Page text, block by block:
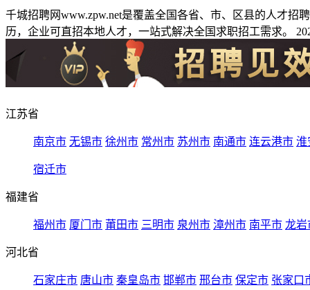
千城招聘网www.zpw.net是覆盖全国各省、市、区县的人才
历，企业可直招本地人才，一站式解决全国求职招工需求。
江苏省
南京市 无锡市 徐州市 常州市 苏州市 南通市 连云港市 淮
宿迁市
福建省
福州市 厦门市 莆田市 三明市 泉州市 漳州市 南平市 龙岩
河北省
石家庄市 唐山市 秦皇岛市 邯郸市 邢台市 保定市 张家口